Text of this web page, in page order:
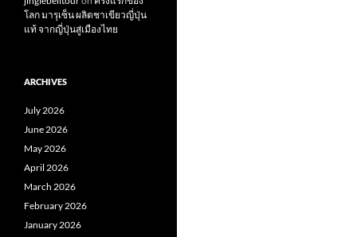
โลก มารุเซ็น ผลิตชาเขียวญี่ปุ่น
แท้ จากญี่ปุ่นสู่เมืองไทย
ARCHIVES
July 2026
June 2026
May 2026
April 2026
March 2026
February 2026
January 2026